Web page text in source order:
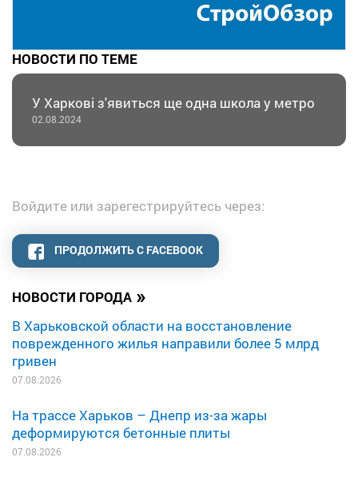
НОВОСТИ ГОРОДА »
В Харьковской области на восстановление
поврежденного жилья направили более 5 млрд
гривен
07.08.2026
На трассе Харьков – Днепр из-за жары
деформируются бетонные плиты
07.08.2026
НОВОСТИ ПО ТЕМЕ
У Харкові з'явиться ще одна школа у метро
02.08.2024
Войдите или зарегестрируйтесь через:
ПРОДОЛЖИТЬ С FACEBOOK